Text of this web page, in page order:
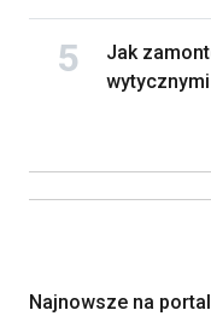
Jak
wytycznymi
Najnowsze na